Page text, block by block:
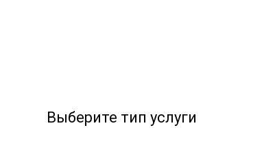
Выберите тип услуги